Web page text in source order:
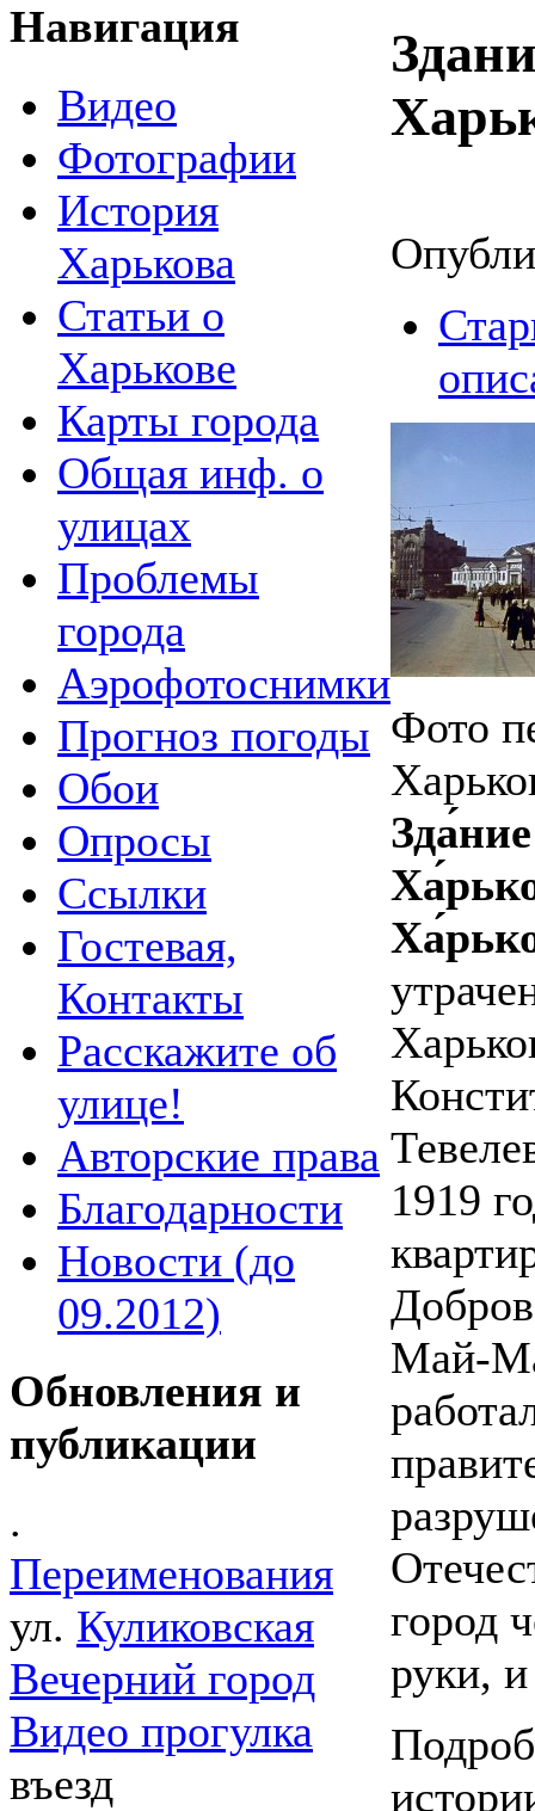
Навигация
Видео
Фотографии
История
Харькова
Статьи о
Харькове
Карты города
Общая инф. о
улицах
Проблемы
города
Аэрофотоснимки
Прогноз погоды
Обои
Опросы
Ссылки
Гостевая,
Контакты
Расскажите об
улице!
Авторские права
Благодарности
Новости (до
09.2012)
Обновления и
публикации
.
Переименования
ул. Куликовская
Вечерний город
Видео прогулка
въезд
Фото
1919
Май-
город
руки, и